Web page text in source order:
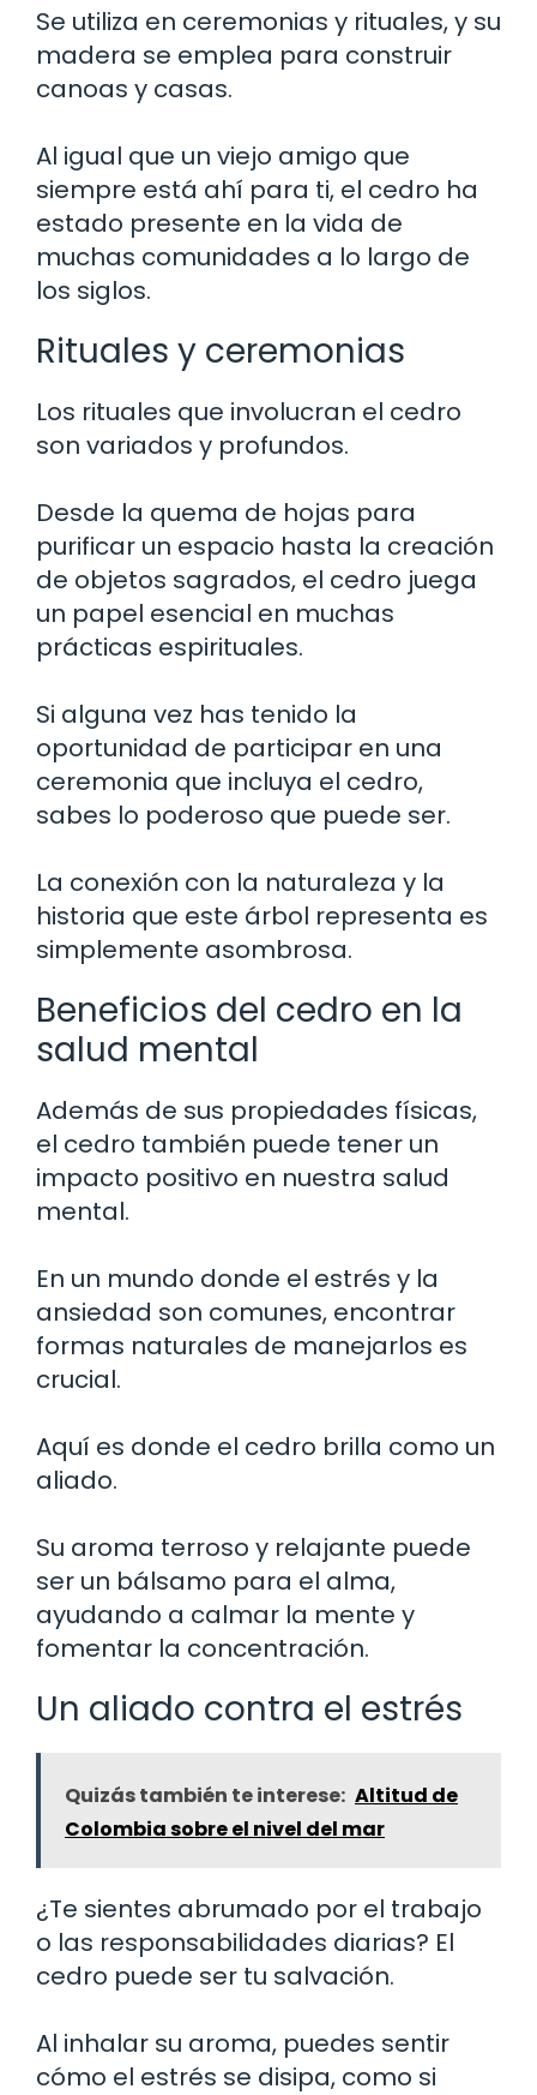
Se utiliza en ceremonias y rituales, y su
madera se emplea para construir
canoas y casas.
Al igual que un viejo amigo que
siempre está ahí para ti, el cedro ha
estado presente en la vida de
muchas comunidades a lo largo de
los siglos.
Rituales y ceremonias
Los rituales que involucran el cedro
son variados y profundos.
Desde la quema de hojas para
purificar un espacio hasta la creación
de objetos sagrados, el cedro juega
un papel esencial en muchas
prácticas espirituales.
Si alguna vez has tenido la
oportunidad de participar en una
ceremonia que incluya el cedro,
sabes lo poderoso que puede ser.
La conexión con la naturaleza y la
historia que este árbol representa es
simplemente asombrosa.
Beneficios del cedro en la
salud mental
Además de sus propiedades físicas,
el cedro también puede tener un
impacto positivo en nuestra salud
mental.
En un mundo donde el estrés y la
ansiedad son comunes, encontrar
formas naturales de manejarlos es
crucial.
Aquí es donde el cedro brilla como un
aliado.
Su aroma terroso y relajante puede
ser un bálsamo para el alma,
ayudando a calmar la mente y
fomentar la concentración.
Un aliado contra el estrés
Quizás también te interese: Altitud de
Colombia sobre el nivel del mar
¿Te sientes abrumado por el trabajo
o las responsabilidades diarias? El
cedro puede ser tu salvación.
Al inhalar su aroma, puedes sentir
cómo el estrés se disipa, como si